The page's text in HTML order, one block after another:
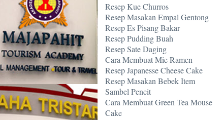
Resep Kue Churros
Resep Masakan Empal Gentong
Resep Es Pisang Bakar
Resep Pudding Buah
Resep Sate Daging
Cara Membuat Mie Ramen
Resep Japanesse Cheese Cake
Resep Masakan Bebek Item
Sambel Pencit
Cara Membuat Green Tea Mouse
Cake